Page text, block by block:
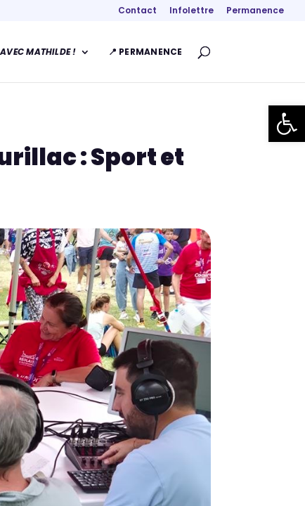
Ouvrir
Contact Infolettre Permanence
AVEC MATHILDE ! 📍 PERMANENCE
: Sport et